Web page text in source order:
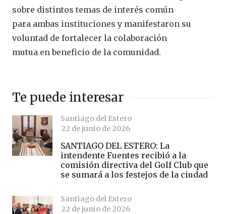
sobre distintos temas de interés común
para ambas instituciones y manifestaron su
voluntad de fortalecer la colaboración
mutua en beneficio de la comunidad.
Te puede interesar
Santiago del Estero
22 de junio de 2026
SANTIAGO DEL ESTERO: La
intendente Fuentes recibió a la
comisión directiva del Golf Club que
se sumará a los festejos de la ciudad
Santiago del Estero
22 de junio de 2026